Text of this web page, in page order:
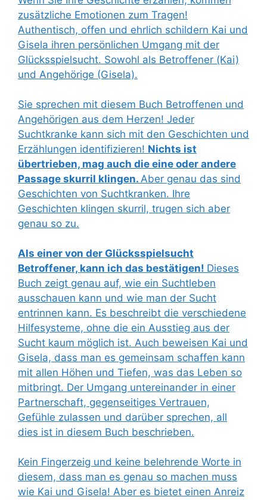
zusätzliche Emotionen zum Tragen!
Authentisch, offen und ehrlich schildern Kai und
Gisela ihren persönlichen Umgang mit der
Glücksspielsucht. Sowohl als Betroffener (Kai)
und Angehörige (Gisela).
Sie sprechen mit diesem Buch Betroffenen und
Angehörigen aus dem Herzen! Jeder
Suchtkranke kann sich mit den Geschichten und
Erzählungen identifizieren! Nichts ist
übertrieben, mag auch die eine oder andere
Passage skurril klingen. Aber genau das sind
Geschichten von Suchtkranken. Ihre
Geschichten klingen skurril, trugen sich aber
genau so zu.
Als einer von der Glücksspielsucht
Betroffener, kann ich das bestätigen! Dieses
Buch zeigt genau auf, wie ein Suchtleben
ausschauen kann und wie man der Sucht
entrinnen kann. Es beschreibt die verschiedene
Hilfesysteme, ohne die ein Ausstieg aus der
Sucht kaum möglich ist. Auch beweisen Kai und
Gisela, dass man es gemeinsam schaffen kann
mit allen Höhen und Tiefen, was das Leben so
mitbringt. Der Umgang untereinander in einer
Partnerschaft, gegenseitiges Vertrauen,
Gefühle zulassen und darüber sprechen, all
dies ist in diesem Buch beschrieben.
Kein Fingerzeig und keine belehrende Worte in
diesem, dass man es genau so machen muss
wie Kai und Gisela! Aber es bietet einen Anreiz